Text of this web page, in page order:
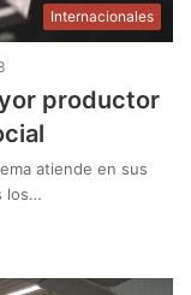
Internacionales
productor
atiende en sus
los…